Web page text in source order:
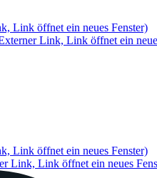
Link öffnet ein neues Fenster)
Link, Link öffnet ein
Link öffnet ein neues Fenster)
Link, Link öffnet ein neues